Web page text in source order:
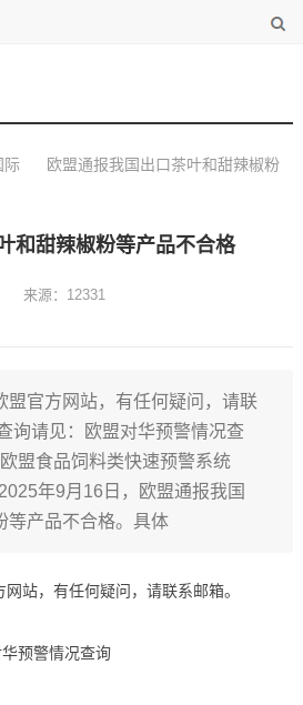
际
欧盟通报我国出口茶叶和甜辣椒粉
和甜辣椒粉等产品不合格
来源：12331
盟官方网站，有任何疑问，请联
询请见：欧盟对华预警情况查
盟食品饲料类快速预警系统
年9月16日，欧盟通报我国
等产品不合格。具体
站，有任何疑问，请联系邮箱。
预警情况查询